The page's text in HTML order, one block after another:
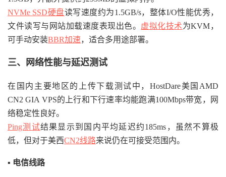
NVMe SSD硬盘读写速度约为1.5GB/s，整体I/O性能优秀，
文件读写与网站加载速度表现出色。 虚拟化技术为KVM，
可手动安装BBR加速，适合多用途部署。
三、网络性能与延迟测试
在国内主要地区的上传下载测试中，HostDare美国AMD
CN2 GIA VPS的上行和下行速率均能跑满100Mbps带宽，网
络稳定性良好。
Ping测试结果显示到国内平均延迟约185ms，虽然不算极
低，但对于美西CN2线路来说仍在可接受范围内。
▪ 电信线路